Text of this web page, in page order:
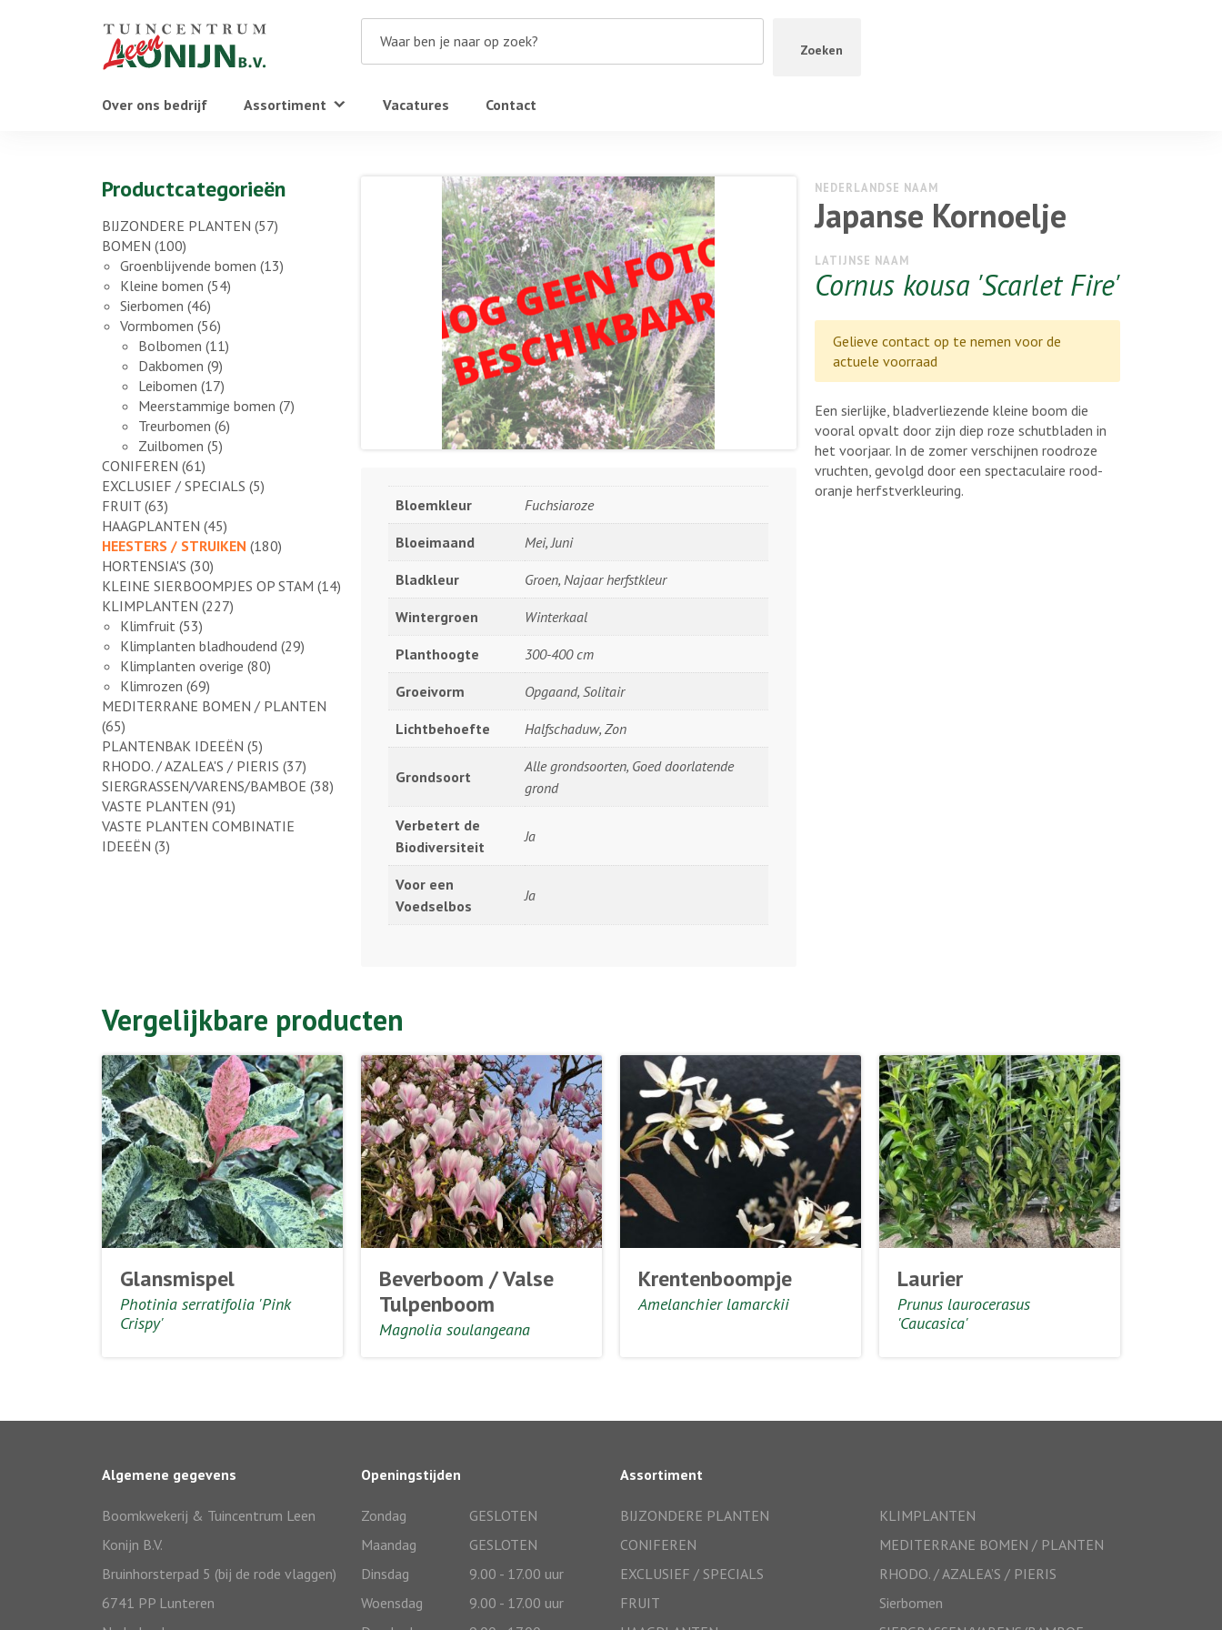
Zoeken
Over ons bedrijf Assortiment Vacatures Contact
Productcategorieën
BIJZONDERE PLANTEN (57)
BOMEN (100)
Groenblijvende bomen (13)
Kleine bomen (54)
Sierbomen (46)
Vormbomen (56)
Bolbomen (11)
Dakbomen (9)
Leibomen (17)
Meerstammige bomen (7)
Treurbomen (6)
Zuilbomen (5)
CONIFEREN (61)
EXCLUSIEF / SPECIALS (5)
FRUIT (63)
HAAGPLANTEN (45)
HEESTERS / STRUIKEN (180)
HORTENSIA'S (30)
KLEINE SIERBOOMPJES OP STAM (14)
KLIMPLANTEN (227)
Klimfruit (53)
Klimplanten bladhoudend (29)
Klimplanten overige (80)
Klimrozen (69)
MEDITERRANE BOMEN / PLANTEN
(65)
PLANTENBAK IDEEËN (5)
RHODO. / AZALEA'S / PIERIS (37)
SIERGRASSEN/VARENS/BAMBOE (38)
VASTE PLANTEN (91)
VASTE PLANTEN COMBINATIE
IDEEËN (3)
Bloemkleur Fuchsiaroze
Bloeimaand Mei, Juni
Bladkleur Groen, Najaar herfstkleur
Wintergroen Winterkaal
Planthoogte 300-400 cm
Groeivorm Opgaand, Solitair
Lichtbehoefte Halfschaduw, Zon
Grondsoort
Alle grondsoorten, Goed doorlatende
grond
Verbetert de
Biodiversiteit
Ja
Voor een
Voedselbos
Ja
NEDERLANDSE NAAM
Japanse Kornoelje
LATIJNSE NAAM
Cornus kousa 'Scarlet Fire'
Gelieve contact op te nemen voor de
actuele voorraad
Een sierlijke, bladverliezende kleine boom die
vooral opvalt door zijn diep roze schutbladen in
het voorjaar. In de zomer verschijnen roodroze
vruchten, gevolgd door een spectaculaire rood-
oranje herfstverkleuring.
Vergelijkbare producten
Glansmispel
Photinia serratifolia 'Pink
Crispy'
Beverboom / Valse
Tulpenboom
Magnolia soulangeana
Krentenboompje
Amelanchier lamarckii
Laurier
Prunus laurocerasus
'Caucasica'
Algemene gegevens
Boomkwekerij & Tuincentrum Leen
Konijn B.V.
Bruinhorsterpad 5 (bij de rode vlaggen)
6741 PP Lunteren
Openingstijden
Zondag
GESLOTEN
Maandag
GESLOTEN
Dinsdag
9.00 - 17.00 uur
Woensdag
9.00 - 17.00 uur
Assortiment
BIJZONDERE PLANTEN
CONIFEREN
EXCLUSIEF / SPECIALS
FRUIT
KLIMPLANTEN
MEDITERRANE BOMEN / PLANTEN
RHODO. / AZALEA’S / PIERIS
Sierbomen